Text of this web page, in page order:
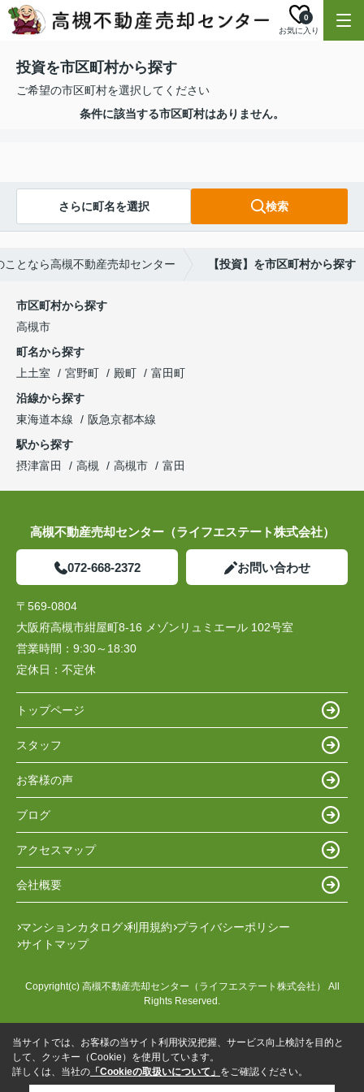
お気に入り
0
投資を市区町村から探す
ご希望の市区町村を選択してください
条件に該当する市区町村はありません。
さらに町名を選択 検索
ことなら高槻不動産売却センター 【投資】を市区町村から探す
市区町村から探す
高槻市
町名から探す
上土室
宮野町 殿町
富田町
沿線から探す
東海道本線
阪急京都本線
駅から探す
摂津富田
高槻 高槻市 富田
高槻不動産売却センター（ライフエステート株式会社）
072-668-2372 お問い合わせ
〒569-0804
大阪府高槻市紺屋町8-16 メゾンリュミエール 102号室
営業時間： 9:30～18:30
定休日： 不定休
トップページ
スタッフ
お客様の声
ブログ
アクセスマップ
会社概要
マンションカタログ 利用規約 プライバシーポリシー
サイトマップ
Copyright(c) 高槻不動産売却センター（ライフエステート株式会社） All
Rights Reserved.
当サイトでは、お客様の当サイト利用状況把握、サービス向上検討を目的と
して、クッキー（Cookie）を使用しています。
詳しくは、当社の 「Cookieの取扱いについて」 をご確認ください。